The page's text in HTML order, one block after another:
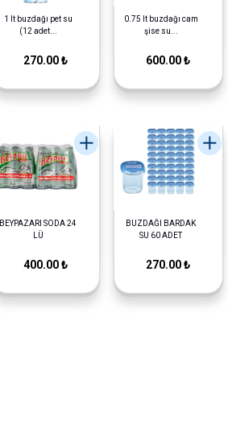
1 lt buzdağı pet su
(12 adet...
270.00 ₺
0.75 lt buzdağı cam
şise su...
600.00 ₺
BEYPAZARI SODA 24
LÜ
400.00 ₺
BUZDAĞI BARDAK
SU 60 ADET
270.00 ₺